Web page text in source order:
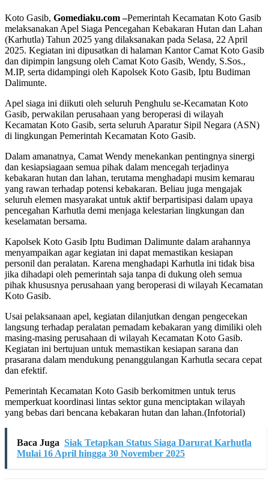
Koto Gasib, Gomediaku.com –Pemerintah Kecamatan Koto Gasib
melaksanakan Apel Siaga Pencegahan Kebakaran Hutan dan Lahan
(Karhutla) Tahun 2025 yang dilaksanakan pada Selasa, 22 April
2025. Kegiatan ini dipusatkan di halaman Kantor Camat Koto Gasib
dan dipimpin langsung oleh Camat Koto Gasib, Wendy, S.Sos.,
M.IP, serta didampingi oleh Kapolsek Koto Gasib, Iptu Budiman
Dalimunte.
Apel siaga ini diikuti oleh seluruh Penghulu se-Kecamatan Koto
Gasib, perwakilan perusahaan yang beroperasi di wilayah
Kecamatan Koto Gasib, serta seluruh Aparatur Sipil Negara (ASN)
di lingkungan Pemerintah Kecamatan Koto Gasib.
Dalam amanatnya, Camat Wendy menekankan pentingnya sinergi
dan kesiapsiagaan semua pihak dalam mencegah terjadinya
kebakaran hutan dan lahan, terutama menghadapi musim kemarau
yang rawan terhadap potensi kebakaran. Beliau juga mengajak
seluruh elemen masyarakat untuk aktif berpartisipasi dalam upaya
pencegahan Karhutla demi menjaga kelestarian lingkungan dan
keselamatan bersama.
Kapolsek Koto Gasib Iptu Budiman Dalimunte dalam arahannya
menyampaikan agar kegiatan ini dapat memastikan kesiapan
personil dan peralatan. Karena menghadapi Karhutla ini tidak bisa
jika dihadapi oleh pemerintah saja tanpa di dukung oleh semua
pihak khususnya perusahaan yang beroperasi di wilayah Kecamatan
Koto Gasib.
Usai pelaksanaan apel, kegiatan dilanjutkan dengan pengecekan
langsung terhadap peralatan pemadam kebakaran yang dimiliki oleh
masing-masing perusahaan di wilayah Kecamatan Koto Gasib.
Kegiatan ini bertujuan untuk memastikan kesiapan sarana dan
prasarana dalam mendukung penanggulangan Karhutla secara cepat
dan efektif.
Pemerintah Kecamatan Koto Gasib berkomitmen untuk terus
memperkuat koordinasi lintas sektor guna menciptakan wilayah
yang bebas dari bencana kebakaran hutan dan lahan.(Infotorial)
Baca Juga Siak Tetapkan Status Siaga Darurat Karhutla
Mulai 16 April hingga 30 November 2025